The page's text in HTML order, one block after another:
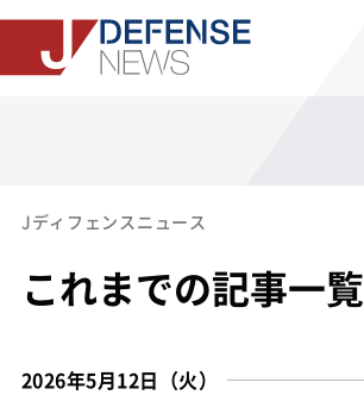
Jディフェンスニュース
これまでの記事一覧
2026年5月12日（火）